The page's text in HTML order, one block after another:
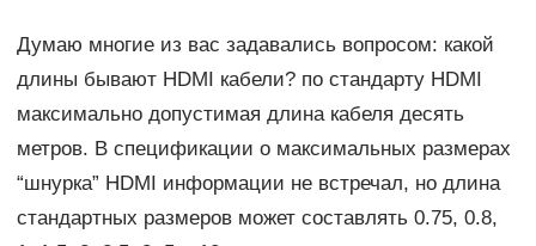
Думаю многие из вас задавались вопросом: какой
длины бывают HDMI кабели? по стандарту HDMI
максимально допустимая длина кабеля десять
метров. В спецификации о максимальных размерах
“шнурка” HDMI информации не встречал, но длина
стандартных размеров может составлять 0.75, 0.8,